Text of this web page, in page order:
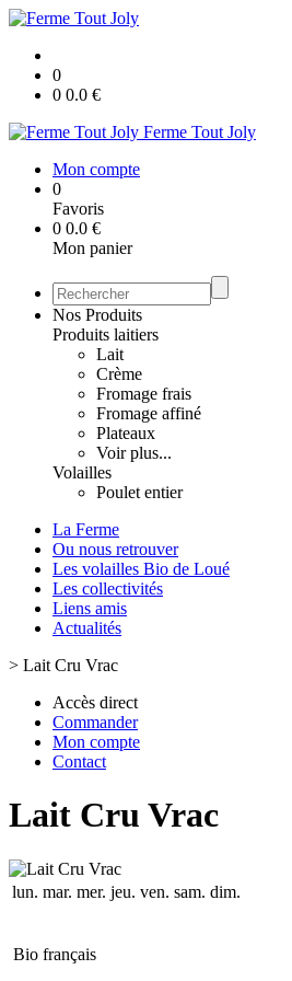
0
0 0.0 €
Ferme Tout Joly
Mon compte
0
Favoris
0 0.0 €
Mon panier
Nos Produits
Produits laitiers
Lait
Crème
Fromage frais
Fromage affiné
Plateaux
Voir plus...
Volailles
Poulet entier
La Ferme
Ou nous retrouver
Les volailles Bio de Loué
Les collectivités
Liens amis
Actualités
> Lait Cru Vrac
Accès direct
Commander
Mon compte
Contact
Lait Cru Vrac
lun. mar. mer. jeu. ven. sam. dim.
Bio français